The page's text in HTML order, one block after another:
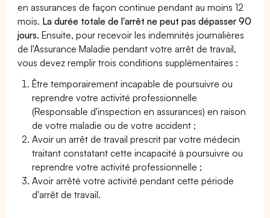
en assurances de façon continue pendant au moins 12
mois. La durée totale de l'arrêt ne peut pas dépasser 90
jours. Ensuite, pour recevoir les indemnités journalières
de l'Assurance Maladie pendant votre arrêt de travail,
vous devez remplir trois conditions supplémentaires :
Être temporairement incapable de poursuivre ou
reprendre votre activité professionnelle
(Responsable d'inspection en assurances) en raison
de votre maladie ou de votre accident ;
Avoir un arrêt de travail prescrit par votre médecin
traitant constatant cette incapacité à poursuivre ou
reprendre votre activité professionnelle ;
Avoir arrêté votre activité pendant cette période
d'arrêt de travail.